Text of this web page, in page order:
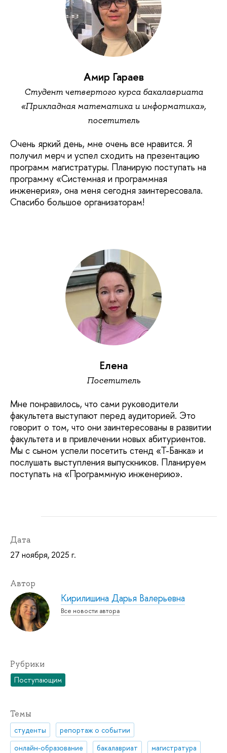
Амир Гараев
Студент четвертого курса бакалавриата
«Прикладная математика и информатика»,
посетитель
Очень яркий день, мне очень все нравится. Я
получил мерч и успел сходить на презентацию
программ магистратуры. Планирую поступать на
программу «Системная и программная
инженерия», она меня сегодня заинтересовала.
Спасибо большое организаторам!
Елена
Посетитель
Мне понравилось, что сами руководители
факультета выступают перед аудиторией. Это
говорит о том, что они заинтересованы в развитии
факультета и в привлечении новых абитуриентов.
Мы с сыном успели посетить стенд «Т-Банка» и
послушать выступления выпускников. Планируем
поступать на «Программную инженерию».
Дата
27 ноября, 2025 г.
Автор
Кирилишина Дарья Валерьевна
Все новости автора
Рубрики
Поступающим
Темы
студенты
репортаж о событии
онлайн-образование
бакалавриат магистратура